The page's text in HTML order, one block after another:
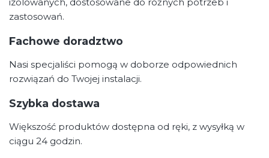
zastosowań.
Fachowe doradztwo
Nasi specjaliści pomogą w doborze odpowiednich
rozwiązań do Twojej instalacji.
Szybka dostawa
Większość produktów dostępna od ręki, z wysyłką w
ciągu 24 godzin.